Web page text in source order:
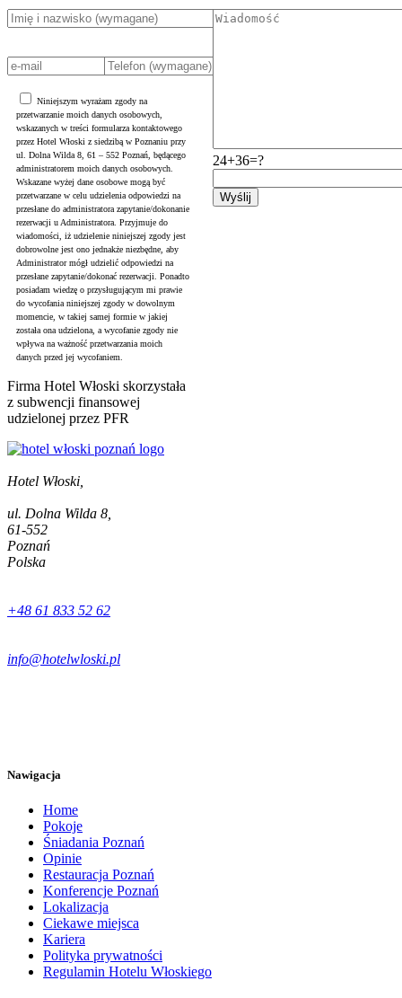
Niniejszym wyrażam zgody na
przetwarzanie moich danych osobowych,
wskazanych w treści formularza kontaktowego
przez Hotel Włoski z siedzibą w Poznaniu przy
ul. Dolna Wilda 8, 61 – 552 Poznań, będącego
administratorem moich danych osobowych.
Wskazane wyżej dane osobowe mogą być
przetwarzane w celu udzielenia odpowiedzi na
przesłane do administratora zapytanie/dokonanie
rezerwacji u Administratora. Przyjmuje do
wiadomości, iż udzielenie niniejszej zgody jest
dobrowolne jest ono jednakże niezbędne, aby
Administrator mógł udzielić odpowiedzi na
przesłane zapytanie/dokonać rezerwacji. Ponadto
posiadam wiedzę o przysługującym mi prawie
do wycofania niniejszej zgody w dowolnym
momencie, w takiej samej formie w jakiej
została ona udzielona, a wycofanie zgody nie
wpływa na ważność przetwarzania moich
danych przed jej wycofaniem.
Firma Hotel Włoski skorzystała
z subwencji finansowej
udzielonej przez PFR
24+36=?
Hotel Włoski,
ul. Dolna Wilda 8,
61-552
Poznań
Polska
+48 61 833 52 62
info@hotelwloski.pl
Nawigacja
Home
Pokoje
Śniadania Poznań
Opinie
Restauracja Poznań
Konferencje Poznań
Lokalizacja
Ciekawe miejsca
Kariera
Polityka prywatności
Regulamin Hotelu Włoskiego